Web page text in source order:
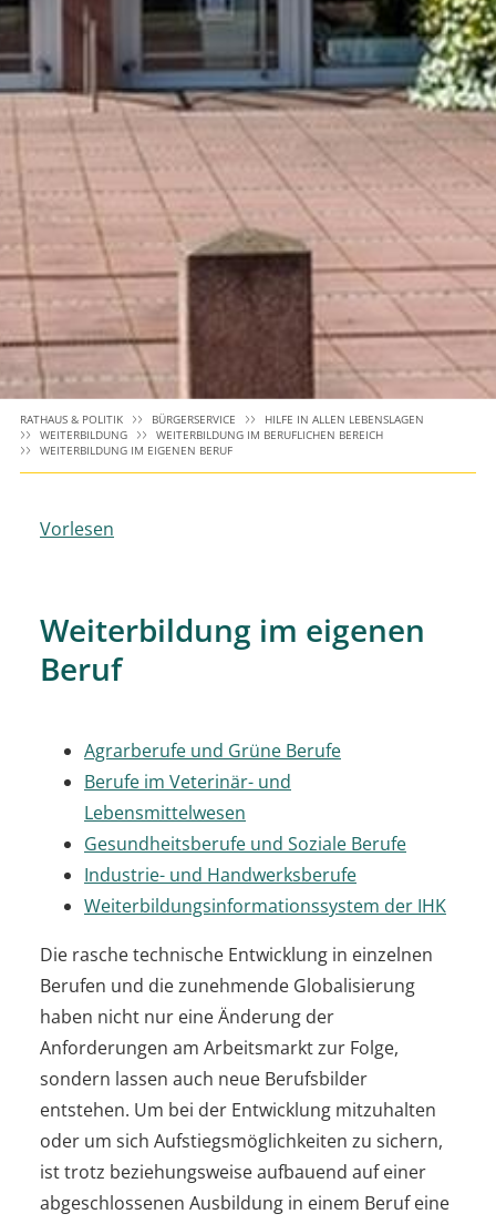
RATHAUS & POLITIK BÜRGERSERVICE
HILFE IN ALLEN LEBENSLAGEN
WEITERBILDUNG
WEITERBILDUNG IM BERUFLICHEN BEREICH
WEITERBILDUNG IM EIGENEN BERUF
Vorlesen
Weiterbildung im eigenen
Beruf
Agrarberufe und Grüne Berufe
Berufe im Veterinär- und
Lebensmittelwesen
Gesundheitsberufe und Soziale Berufe
Industrie- und Handwerksberufe
Weiterbildungsinformationssystem der IHK
Die rasche technische Entwicklung in einzelnen
Berufen und die zunehmende Globalisierung
haben nicht nur eine Änderung der
Anforderungen am Arbeitsmarkt zur Folge,
sondern lassen auch neue Berufsbilder
entstehen. Um bei der Entwicklung mitzuhalten
oder um sich Aufstiegsmöglichkeiten zu sichern,
ist trotz beziehungsweise aufbauend auf einer
abgeschlossenen Ausbildung in einem Beruf eine